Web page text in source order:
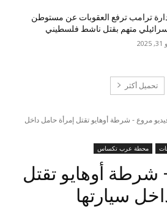
ترامب ترفع العقوبات عن مستوطن
متهم بقتل ناشط فلسطيني
تحميل أكثر
مروع - شرطة أوهايو تقتل إمرأة حامل داخل
محطة عرب تكساس
شرطة أوهايو تقتل
سيارتها